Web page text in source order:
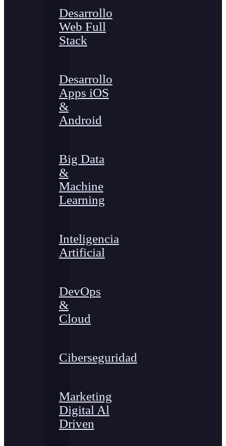
Desarrollo
Web Full
Stack
Desarrollo
Apps iOS
&
Android
Big Data
&
Machine
Learning
Inteligencia
Artificial
DevOps
&
Cloud
Ciberseguridad
Marketing
Digital Al
Driven